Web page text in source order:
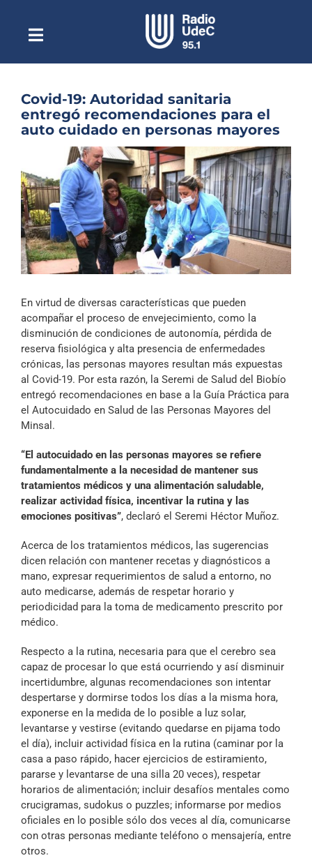
contenidoToggle
NavigationEscuchar Radio UdeC en vivo
Quiénes Somos
Programación
Podcast
Noticias
Reportajes
Columnas
Música Clásica
Especiales
Archivo Sonoro
Covid-19: Autoridad sanitaria
entregó recomendaciones para el
auto cuidado en personas mayores
imagen
más
grande
En virtud de diversas características que pueden
acompañar el proceso de envejecimiento, como la
disminución de condiciones de autonomía, pérdida de
reserva fisiológica y alta presencia de enfermedades
crónicas, las personas mayores resultan más expuestas
al Covid-19. Por esta razón, la Seremi de Salud del Biobío
entregó recomendaciones en base a la Guía Práctica para
el Autocuidado en Salud de las Personas Mayores del
Minsal.
“El autocuidado en las personas mayores se refiere
fundamentalmente a la necesidad de mantener sus
tratamientos médicos y una alimentación saludable,
realizar actividad física, incentivar la rutina y las
emociones positivas”, declaró el Seremi Héctor Muñoz.
Acerca de los tratamientos médicos, las sugerencias
dicen relación con mantener recetas y diagnósticos a
mano, expresar requerimientos de salud a entorno, no
auto medicarse, además de respetar horario y
periodicidad para la toma de medicamento prescrito por
médico.
Respecto a la rutina, necesaria para que el cerebro sea
capaz de procesar lo que está ocurriendo y así disminuir
incertidumbre, algunas recomendaciones son intentar
despertarse y dormirse todos los días a la misma hora,
exponerse en la medida de lo posible a luz solar,
levantarse y vestirse (evitando quedarse en pijama todo
el día), incluir actividad física en la rutina (caminar por la
casa a paso rápido, hacer ejercicios de estiramiento,
pararse y levantarse de una silla 20 veces), respetar
horarios de alimentación; incluir desafíos mentales como
crucigramas, sudokus o puzzles; informarse por medios
oficiales en lo posible sólo dos veces al día, comunicarse
con otras personas mediante teléfono o mensajería, entre
otros.